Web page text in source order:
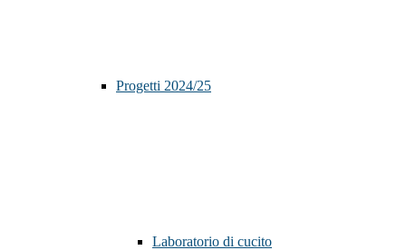
Progetti 2024/25
Laboratorio di cucito